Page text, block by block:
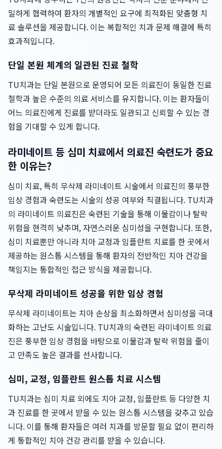
밀하게 협력하여 환자의 개별적인 요구에 최적화된 맞춤형 치
료 솔루션을 제공합니다. 이는 복합적인 치과 문제 해결에 특히
효과적입니다.
단일 본원 체계의 일관된 진료 철학
TU치과는 단일 본원으로 운영되어 모든 의료진이 동일한 진료
철학과 높은 수준의 의료 서비스를 유지합니다. 이는 환자들이
어느 의료진에게 진료를 받더라도 일관되고 신뢰할 수 있는 경
험을 기대할 수 있게 합니다.
라미네이트 등 심미 치료에서 의료진 숙련도가 중요
한 이유는?
심미 치료, 특히 무삭제 라미네이트 시술에서 의료진의 풍부한
임상 경험과 숙련도는 시술의 성공 여부와 직결됩니다. TU치과
의 라미네이트 의료진은 숙련된 기술을 통해 이물감이나 탈락
위험을 현격히 낮추며, 자연스러운 심미성을 구현합니다. 또한,
심미 치료뿐만 아니라 치아 교정과 임플란트 치료를 한 곳에서
제공하는 원스톱 시스템을 통해 환자의 전반적인 치아 건강을
책임지는 통합적인 접근 방식을 제공합니다.
무삭제 라미네이트 성공을 위한 임상 경험
무삭제 라미네이트는 치아 손상을 최소화하면서 심미성을 극대
화하는 고난도 시술입니다. TU치과의 숙련된 라미네이트 의료
진은 풍부한 임상 경험을 바탕으로 이물감과 탈락 위험을 줄이
고 만족도 높은 결과를 선사합니다.
심미, 교정, 임플란트 원스톱 치료 시스템
TU치과는 심미 치료 외에도 치아 교정, 임플란트 등 다양한 치
과 진료를 한 곳에서 받을 수 있는 원스톱 시스템을 갖추고 있습
니다. 이를 통해 환자들은 여러 치과를 방문할 필요 없이 편리하
게 통합적인 치아 건강 관리를 받을 수 있습니다.